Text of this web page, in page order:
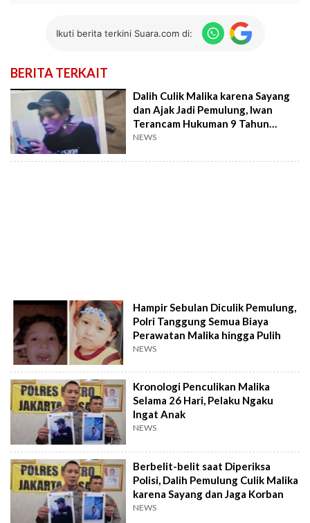
Ikuti berita terkini Suara.com di:
BERITA TERKAIT
Dalih Culik Malika karena Sayang
dan Ajak Jadi Pemulung, Iwan
Terancam Hukuman 9 Tahun
Penjara
NEWS
Hampir Sebulan Diculik Pemulung,
Polri Tanggung Semua Biaya
Perawatan Malika hingga Pulih
NEWS
Kronologi Penculikan Malika
Selama 26 Hari, Pelaku Ngaku
Ingat Anak
NEWS
Berbelit-belit saat Diperiksa
Polisi, Dalih Pemulung Culik Malika
karena Sayang dan Jaga Korban
NEWS